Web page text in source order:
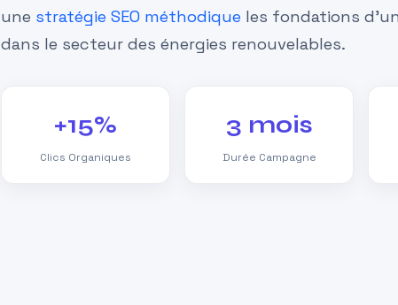
une stratégie SEO méthodique les fondations
dans le secteur des énergies renouvelables.
+15%
Clics Organiques
3 mois
Durée Campagne